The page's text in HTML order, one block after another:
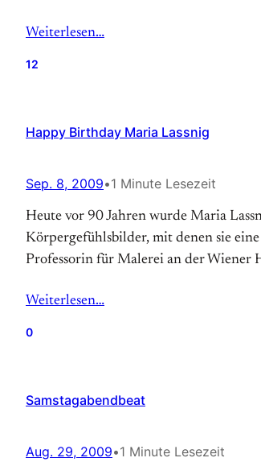
Weiterlesen…
12
Happy Birthday Maria Lassnig
Sep. 8, 2009•1 Minute Lesezeit
Heute vor 90 Jahren wurde Maria
Körpergefühlsbilder, mit denen sie
Professorin für Malerei an der Wiener
Weiterlesen…
0
Samstagabendbeat
Aug. 29, 2009•1 Minute Lesezeit